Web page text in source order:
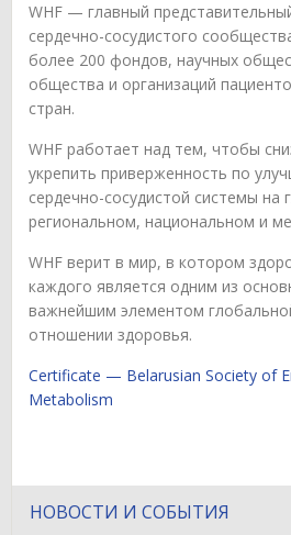
WHF — главный
сердечно-сосудистого
более 200 фондов, научных
общества и организаций
стран.
WHF работает над тем, чтобы
укрепить приверженность по
сердечно-сосудистой системы на
региональном, национальном и
WHF верит в мир, в котором
каждого является одним из
важнейшим элементом
отношении здоровья.
Certificate — Belarusian Society of
Metabolism
НОВОСТИ И СОБЫТИЯ